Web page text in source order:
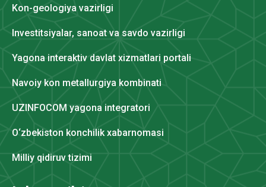
Kon-geologiya vazirligi
Investitsiyalar, sanoat va savdo vazirligi
Yagona interaktiv davlat xizmatlari portali
Navoiy kon metallurgiya kombinati
UZINFOCOM yagona integratori
O‘zbekiston konchilik xabarnomasi
Milliy qidiruv tizimi